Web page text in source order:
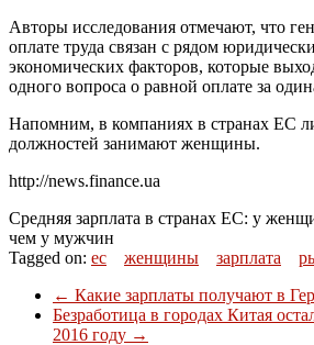
Авторы исследования отмечают, что
оплате труда связан с рядом
экономических факторов, которые
одного вопроса о равной оплате за
Напомним, в компаниях в странах ЕС
должностей занимают женщины.
http://news.finance.ua
Средняя зарплата в странах ЕС: у
чем у мужчин
Tagged on: ес женщины зарплата
← Какие зарплаты получают в
Безработица в городах Китая
2016 году →